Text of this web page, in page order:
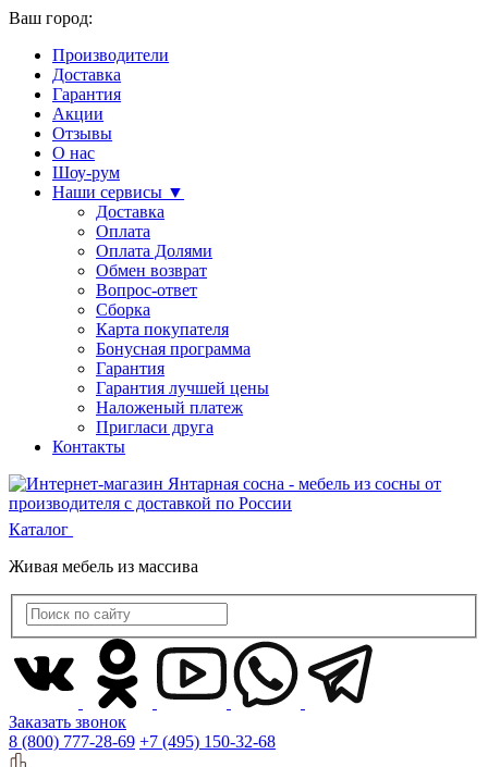
Ваш город:
Производители
Доставка
Гарантия
Акции
Отзывы
О нас
Шоу-рум
Наши сервисы ▼
Доставка
Оплата
Оплата Долями
Обмен возврат
Вопрос-ответ
Сборка
Карта покупателя
Бонусная программа
Гарантия
Гарантия лучшей цены
Наложеный платеж
Пригласи друга
Контакты
Каталог
Живая мебель из массива
Заказать звонок
8 (800) 777-28-69 +7 (495) 150-32-68